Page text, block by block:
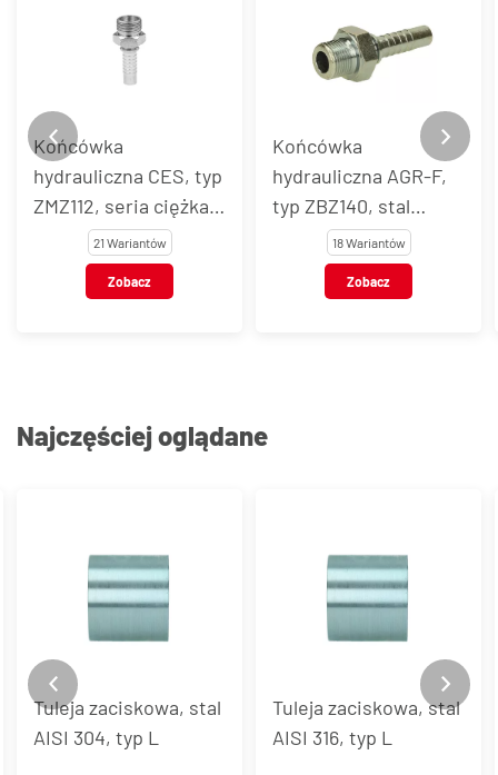
Końcówka
hydrauliczna CES, typ
ZMZ112, seria ciężka,
stal węglowa
21 Wariantów
Zobacz
Końcówka
hydrauliczna AGR-F,
typ ZBZ140, stal
węglowa18 Wariantów
Zobacz
Najczęściej oglądane
Tuleja zaciskowa, stal
AISI 316, typ L
Tuleje zaciskowe typu
LDR, LD, LR, stal
węglowa